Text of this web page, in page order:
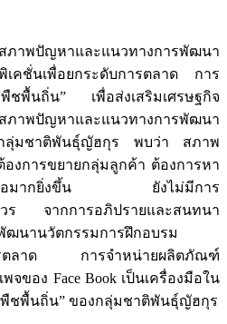
หาและแนวทางการพัฒนา
เคชั่นเพื่อยกระดับการตลาด การ
พื้นถิ่น” เพื่อส่งเสริมเศรษฐกิจ
าพปัญหาและแนวทางการพัฒนา
กลุ่มชาติพันธุ์ญัฮกุร พบว่า สภาพ
งการขยายกลุ่มลูกค้า ต้องการหา
สั่งซื้อมากยิ่งขึ้น ยังไม่มีการ
วร จากการอภิปรายและสนทนา
ฒนานวัตกรรมการฝึกอบรม
ารตลาด การจำหน่ายผลิตภัณฑ์
จของ Face Book เป็นเครื่องมือใน
ชพื้นถิ่น” ของกลุ่มชาติพันธุ์ญัฮกุร